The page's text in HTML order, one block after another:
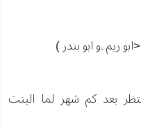
ريم .و ابو بندر )
بعد كم شهر لما البنت